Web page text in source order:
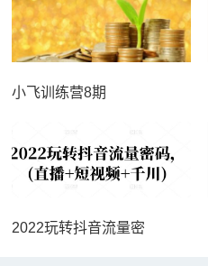
小飞训练营8期
2022玩转抖音流量密